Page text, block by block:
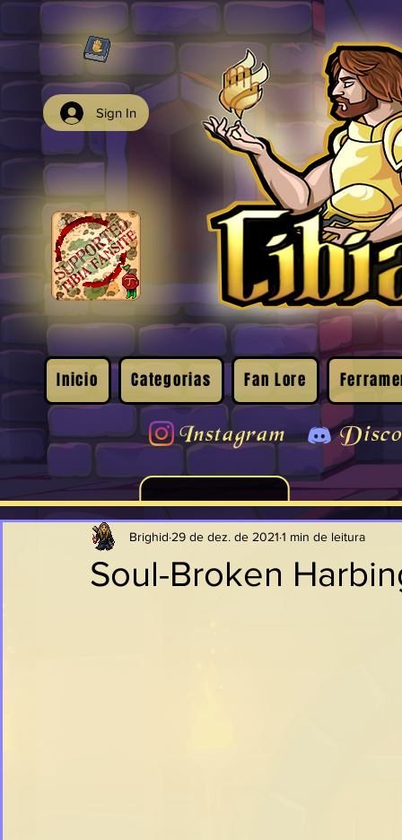
Sign In
Inicio Categorias Fan Lore
Instagram
Soul-Broken
Brighid 29 de dez. de 2021 1 min de leitura